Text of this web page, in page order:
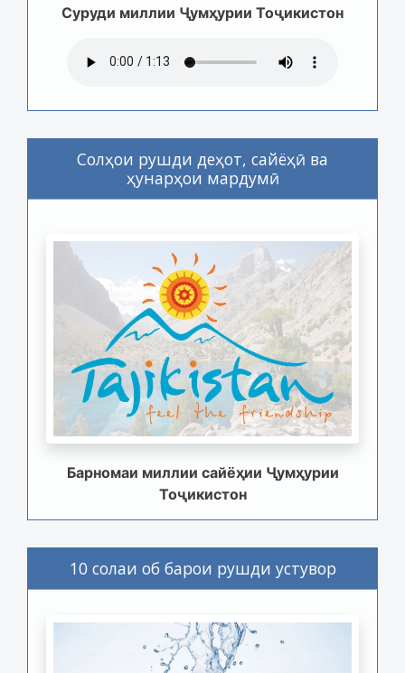
Суруди миллии Ҷумҳурии Тоҷикистон
Солҳои рушди деҳот, сайёҳӣ ва
ҳунарҳои мардумӣ
Барномаи миллии сайёҳии Ҷумҳурии
Тоҷикистон
10 солаи об барои рушди устувор